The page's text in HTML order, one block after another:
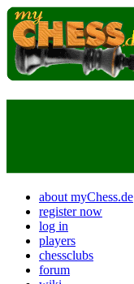
about myChess.de
register now
log in
players
chessclubs
forum